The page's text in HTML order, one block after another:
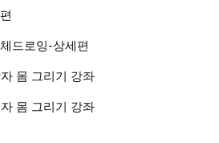
드로잉-상세편
몸 그리기 강좌
몸 그리기 강좌